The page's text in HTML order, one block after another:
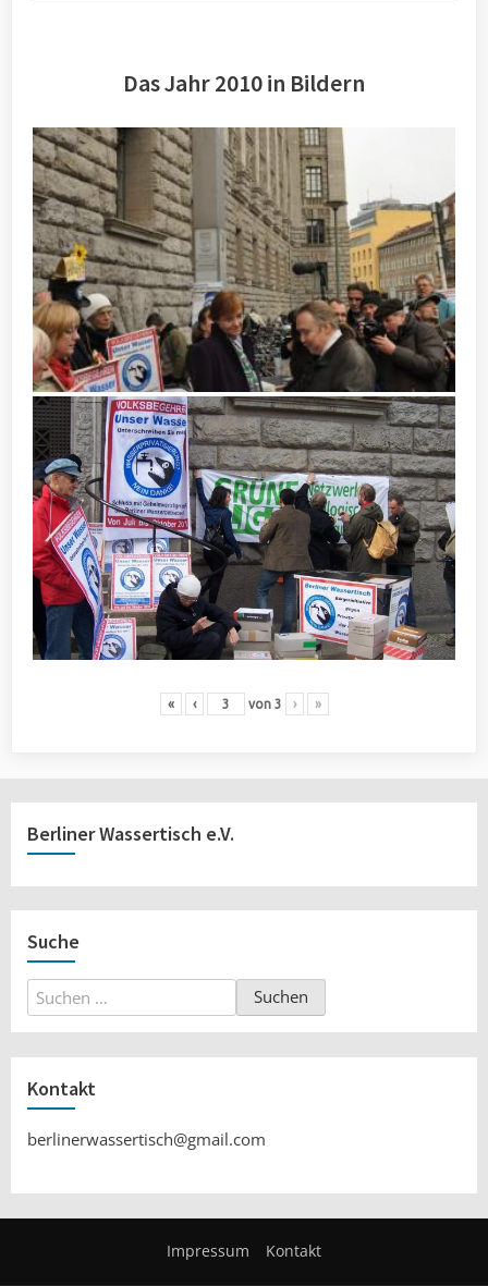
Das Jahr 2010 in Bildern
« ‹ von 3 › »
Berliner Wassertisch e.V.
Suche
Suchen
nach:
Kontakt
berlinerwassertisch@gmail.com
Impressum Kontakt